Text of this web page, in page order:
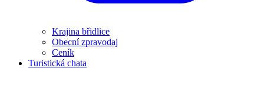
Krajina břidlice
Obecní zpravodaj
Ceník
Turistická chata